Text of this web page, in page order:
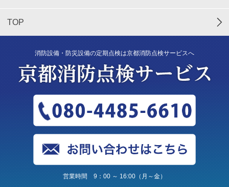
TOP
消防設備・防災設備の定期点検は京都消防点検サービスへ
営業時間 9：00 ～ 16:00（月～金）